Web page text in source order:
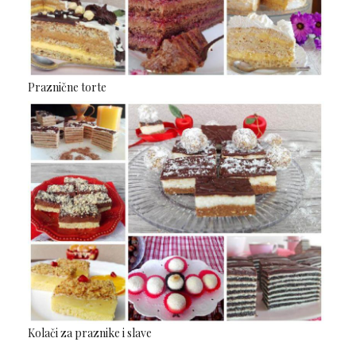
Praznične torte
Kolači za praznike i slave